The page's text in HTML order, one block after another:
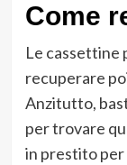
Come
Le cassettine
recuperare
Anzitutto,
per trovare
in prestito per